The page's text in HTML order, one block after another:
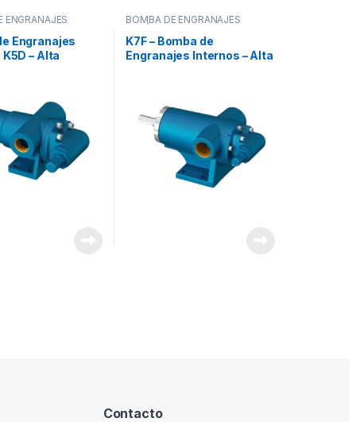
ENGRANAJES
Engranajes
– Alta
BOMBA DE ENGRANAJES
EXCÉNTRICA INTERNA
BOMBAS
K7F – Bomba de
Engranajes Internos – Alta
Contacto